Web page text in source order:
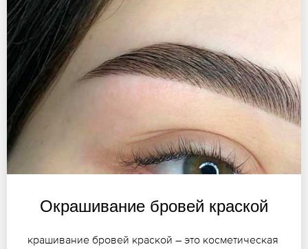
Окрашивание бровей краской
крашивание бровей краской – это косметическая